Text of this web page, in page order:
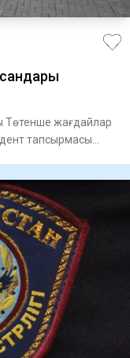
Төтенше жағдайлар
тапсырмасы